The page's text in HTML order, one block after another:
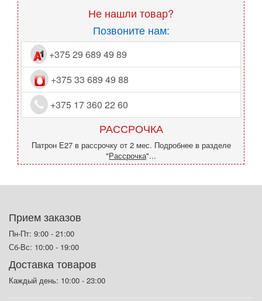
Не нашли товар?
Позвоните нам:
+375 29 689 49 89
+375 33 689 49 88
+375 17 360 22 60
РАССРОЧКА
Патрон Е27 в рассрочку от 2 мес. Подробнее в разделе
"Рассрочка"...
Прием заказов
Пн-Пт: 9:00 - 21:00
Сб-Вс: 10:00 - 19:00
Доставка товаров
Каждый день: 10:00 - 23:00